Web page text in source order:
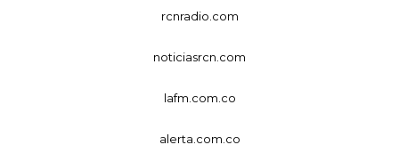
rcnradio.com
noticiasrcn.com
lafm.com.co
alerta.com.co